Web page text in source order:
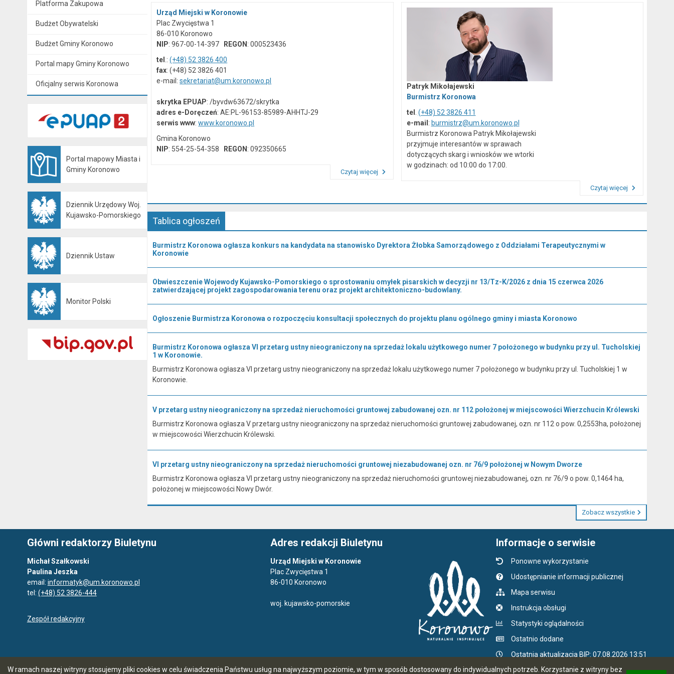
W ramach naszej witryny stosujemy pliki cookies w celu świadczenia Państwu usług na najwyższym poziomie, w tym w sposób dostosowany do indywidualnych potrzeb. Korzystanie z witryny bez
Platforma Zakupowa
Budżet Obywatelski
Budżet Gminy Koronowo
Portal mapy Gminy Koronowo
Oficjalny serwis Koronowa
Portal mapowy Miasta i
Gminy Koronowo
Dziennik Urzędowy Woj.
Kujawsko-Pomorskiego
Dziennik Ustaw
Monitor Polski
Urząd Miejski w Koronowie
Plac Zwycięstwa 1
86-010 Koronowo
NIP: 967-00-14-397 REGON : 000523436
tel .:(+48) 52 3826 400
fax: (+48) 52 3826 401
e-mail:sekretariat@um.koronowo.pl
skrytka EPUAP: /byvdw63672/skrytka
adres e-Doręczeń: AE:PL-96153-85989-AHHTJ-29
serwis www:www.koronowo.pl
Gmina Koronowo
NIP: 554-25-54-358 REGON : 092350665
Czytaj więcej
Patryk Mikołajewski
Burmistrz Koronowa
tel
(+48) 52 3826 411
e-mail : burmistrz@um.koronowo.pl
Burmistrz Koronowa Patryk Mikołajewski
przyjmuje interesantów w sprawach
dotyczących skarg i wniosków we wtorki
w godzinach: od 10:00 do 17:00.
Czytaj więcej
Tablica ogłoszeń
Burmistrz Koronowa ogłasza konkurs na kandydata na stanowisko Dyrektora Żłobka Samorządowego z Oddziałami Terapeutycznymi w
Koronowie
Obwieszczenie Wojewody Kujawsko-Pomorskiego o sprostowaniu omyłek pisarskich w decyzji nr 13/Tz-K/2026 z dnia 15 czerwca 2026
zatwierdzającej projekt zagospodarowania terenu oraz projekt architektoniczno-budowlany.
Ogłoszenie Burmistrza Koronowa o rozpoczęciu konsultacji społecznych do projektu planu ogólnego gminy i miasta Koronowo
Burmistrz Koronowa ogłasza VI przetarg ustny nieograniczony na sprzedaż lokalu użytkowego numer 7 położonego w budynku przy ul. Tucholskiej
1 w Koronowie.
Burmistrz Koronowa ogłasza VI przetarg ustny nieograniczony na sprzedaż lokalu użytkowego numer 7 położonego w budynku przy ul. Tucholskiej 1 w
Koronowie.
V przetarg ustny nieograniczony na sprzedaż nieruchomości gruntowej zabudowanej ozn. nr 112 położonej w miejscowości Wierzchucin Królewski
Burmistrz Koronowa ogłasza V przetarg ustny nieograniczony na sprzedaż nieruchomości gruntowej zabudowanej, ozn. nr 112 o pow. 0,2553ha, położonej
w miejscowości Wierzchucin Królewski.
VI przetarg ustny nieograniczony na sprzedaż nieruchomości gruntowej niezabudowanej ozn. nr 76/9 położonej w Nowym Dworze
Burmistrz Koronowa ogłasza VI przetarg ustny nieograniczony na sprzedaż nieruchomości gruntowej niezabudowanej, ozn. nr 76/9 o pow. 0,1464 ha,
położonej w miejscowości Nowy Dwór.
Zobacz wszystkie
Główni redaktorzy Biuletynu
Michał Szałkowski
Paulina Jeszka
email: informatyk@um.koronowo.pl
tel: (+48) 52 3826-444
Zespół redakcyjny
Adres redakcji Biuletynu
Urząd Miejski w Koronowie
Plac Zwycięstwa 1
86-010 Koronowo
woj. kujawsko-pomorskie
Informacje o serwisie
Ponowne wykorzystanie
Udostępnianie informacji publicznej
Mapa serwisu
Instrukcja obsługi
Statystyki oglądalności
Ostatnio dodane
Ostatnia aktualizacja BIP: 07.08.2026 13:51